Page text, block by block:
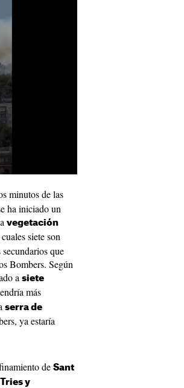
minutos de las
ha iniciado un
vegetación
siete son
que
Bombers. Según
a siete
más
serra de
ya estaría
de Sant
y